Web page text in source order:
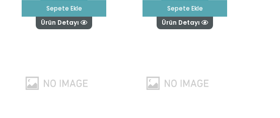
Sepete Ekle
Ürün Detayı
Sepete Ekle
Ürün Detayı